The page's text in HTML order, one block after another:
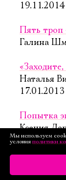
19.11.2014
Пять троп
Галина
Наталья
17.01.2013
Попытка
Ксения
Times)»,
Мария
Мы используем
условия политики